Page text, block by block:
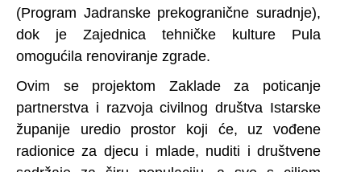
(Program Jadranske prekogranične suradnje),
dok je Zajednica tehničke kulture Pula
omogućila renoviranje zgrade.
Ovim se projektom Zaklade za poticanje
partnerstva i razvoja civilnog društva Istarske
županije uredio prostor koji će, uz vođene
radionice za djecu i mlade, nuditi i društvene